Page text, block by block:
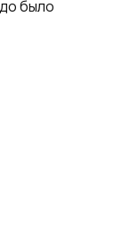
было